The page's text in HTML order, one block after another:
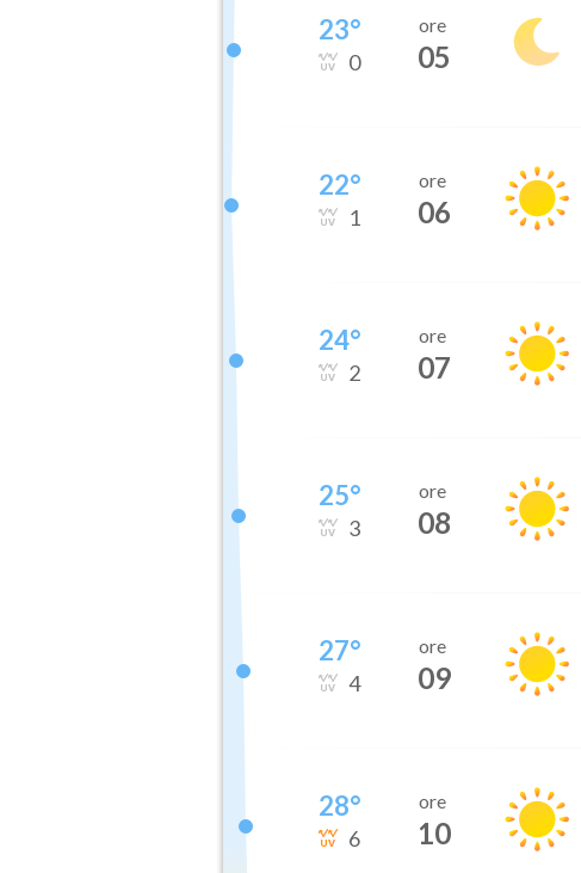
23°
0
ore
05
22°
1
ore
06
24°
2
ore
07
25°
3
ore
08
27°
4
ore
09
28°
6
ore
10